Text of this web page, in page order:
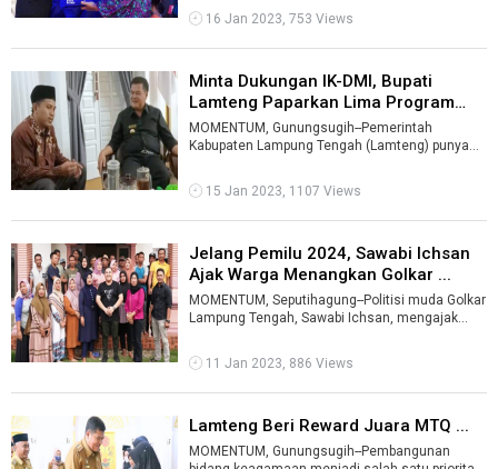
16 Jan 2023, 753 Views
Minta Dukungan IK-DMI, Bupati
Lamteng Paparkan Lima Program
Unggu ...
MOMENTUM, Gunungsugih--Pemerintah
Kabupaten Lampung Tengah (Lamteng) punya
percepatan pemba ...
15 Jan 2023, 1107 Views
Jelang Pemilu 2024, Sawabi Ichsan
Ajak Warga Menangkan Golkar ...
MOMENTUM, Seputihagung--Politisi muda Golkar
Lampung Tengah, Sawabi Ichsan, mengajak
11 Jan 2023, 886 Views
Lamteng Beri Reward Juara MTQ ...
MOMENTUM, Gunungsugih--Pembangunan